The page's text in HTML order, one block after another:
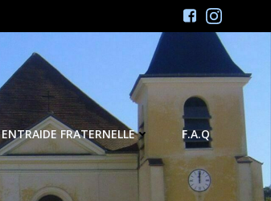
ENTRAIDE FRATERNELLE F.A.Q